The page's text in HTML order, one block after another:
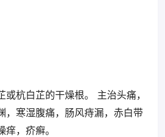
杭白芷的干燥根。 主治头痛，
，寒湿腹痛，肠风痔漏，赤白带
，疥癣。